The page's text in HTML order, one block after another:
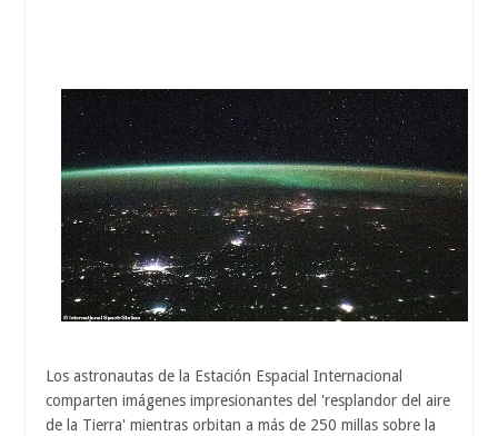
Los astronautas de la Estación Espacial Internacional
comparten imágenes impresionantes del 'resplandor del aire
de la Tierra' mientras orbitan a más de 250 millas sobre la